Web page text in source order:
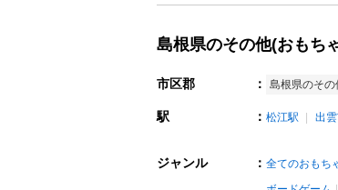
島根県のその他(おもち
市区郡 ： 島根県のその
駅 ： 松江駅 出
ジャンル ： 全てのおもち